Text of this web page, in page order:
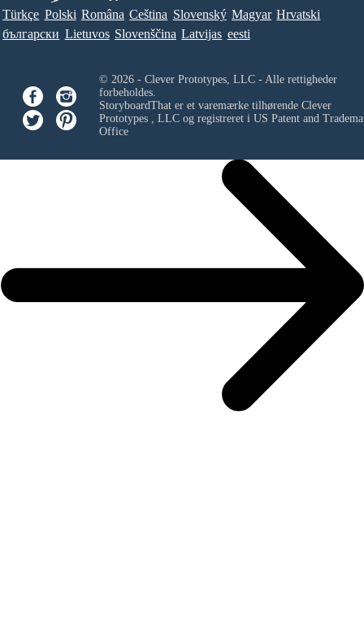
Türkçe Polski Româna Ceština Slovenský Magyar Hrvatski
български Lietuvos Slovenščina Latvijas eesti
© 2026 - Clever Prototypes, LLC - Alle rettigheder
forbeholdes.
StoryboardThat er et varemærke tilhørende Clever
Prototypes , LLCog registreret i US Patent and
Office